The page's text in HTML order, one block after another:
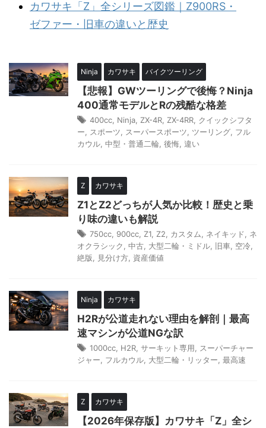
カワサキ「Z」全シリーズ図鑑｜Z900RS・
ゼファー・旧車の違いと歴史
Ninja カワサキ バイクツーリング
【悲報】GWツーリングで後悔？Ninja
400通常モデルとRの残酷な格差
400cc Ninja ZX-4R ZX-4RR クイックシフタ
ー
スポーツ スーパースポーツ ツーリング フル
カウル 中型・普通二輪 後悔 違い
Z カワサキ
Z1とZ2どっちが人気か比較！歴史と乗
り味の違いも解説
750cc 900cc Z1 Z2 カスタム ネイキッド
ネ
オクラシック
中古 大型二輪・ミドル 旧車 空冷
絶版
見分け方 資産価値
Ninja カワサキ
H2Rが公道走れない理由を解剖｜最高
速マシンが公道NGな訳
1000cc H2R サーキット専用
スーパーチャー
ジャー
フルカウル 大型二輪・リッター 最高速
Z カワサキ
【2026年保存版】カワサキ「Z」全シ